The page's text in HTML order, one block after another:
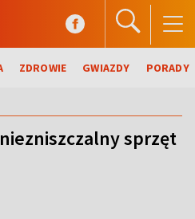
ZDROWIE GWIAZDY PORADY
sprzęt